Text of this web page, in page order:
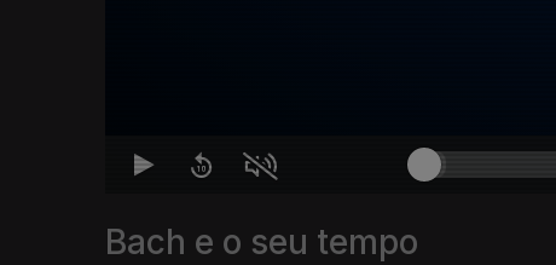
Bach e o seu tempo